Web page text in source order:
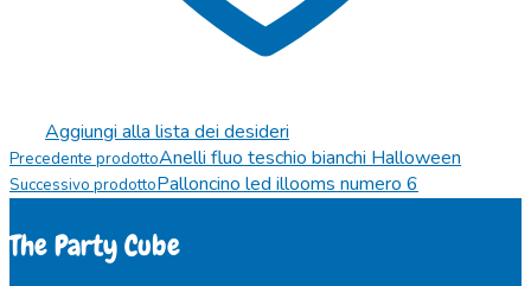
Aggiungi alla lista dei desideri
Precedente prodottoAnelli fluo teschio bianchi Halloween
Successivo prodottoPalloncino led illooms numero 6
The Party Cube